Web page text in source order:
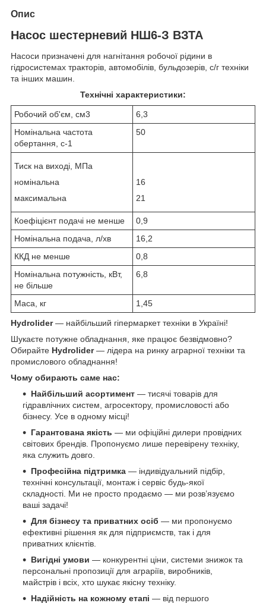
Опис
Насос шестерневий НШ6-З ВЗТА
Насоси призначені для нагнітання робочої рідини в
гідросистемах тракторів, автомобілів, бульдозерів, с/г техніки
та інших машин.
Технічні характеристики:
Робочий об'єм, см3
6,3
Номінальна частота
обертання, с-1
50
Тиск на виході, МПа
номінальна
максимальна
16
21
Коефіцієнт подачі не менше
0,9
Номінальна подача, л/хв
16,2
ККД не менше
0,8
Номінальна потужність, кВт,
не більше
6,8
Маса, кг 1,45
Hydrolider— найбільший гіпермаркет техніки в Україні!
Шукаєте потужне обладнання, яке працює безвідмовно?
Обирайте Hydrolider— лідера на ринку аграрної техніки та
промислового обладнання!
Чому обирають саме нас:
Найбільший асортимент — тисячі товарів для
гідравлічних систем, агросектору, промисловості або
бізнесу. Усе в одному місці!
Гарантована якість — ми офіційні дилери провідних
світових брендів. Пропонуємо лише перевірену техніку,
яка служить довго.
Професійна підтримка — індивідуальний підбір,
технічні консультації, монтаж і сервіс будь-якої
складності. Ми не просто продаємо — ми розв’язуємо
ваші задачі!
Для бізнесу та приватних осіб — ми пропонуємо
ефективні рішення як для підприємств, так і для
приватних клієнтів.
Вигідні умови — конкурентні ціни, системи знижок та
персональні пропозиції для аграріїв, виробників,
майстрів і всіх, хто шукає якісну техніку.
Надійність на кожному етапі — від першого